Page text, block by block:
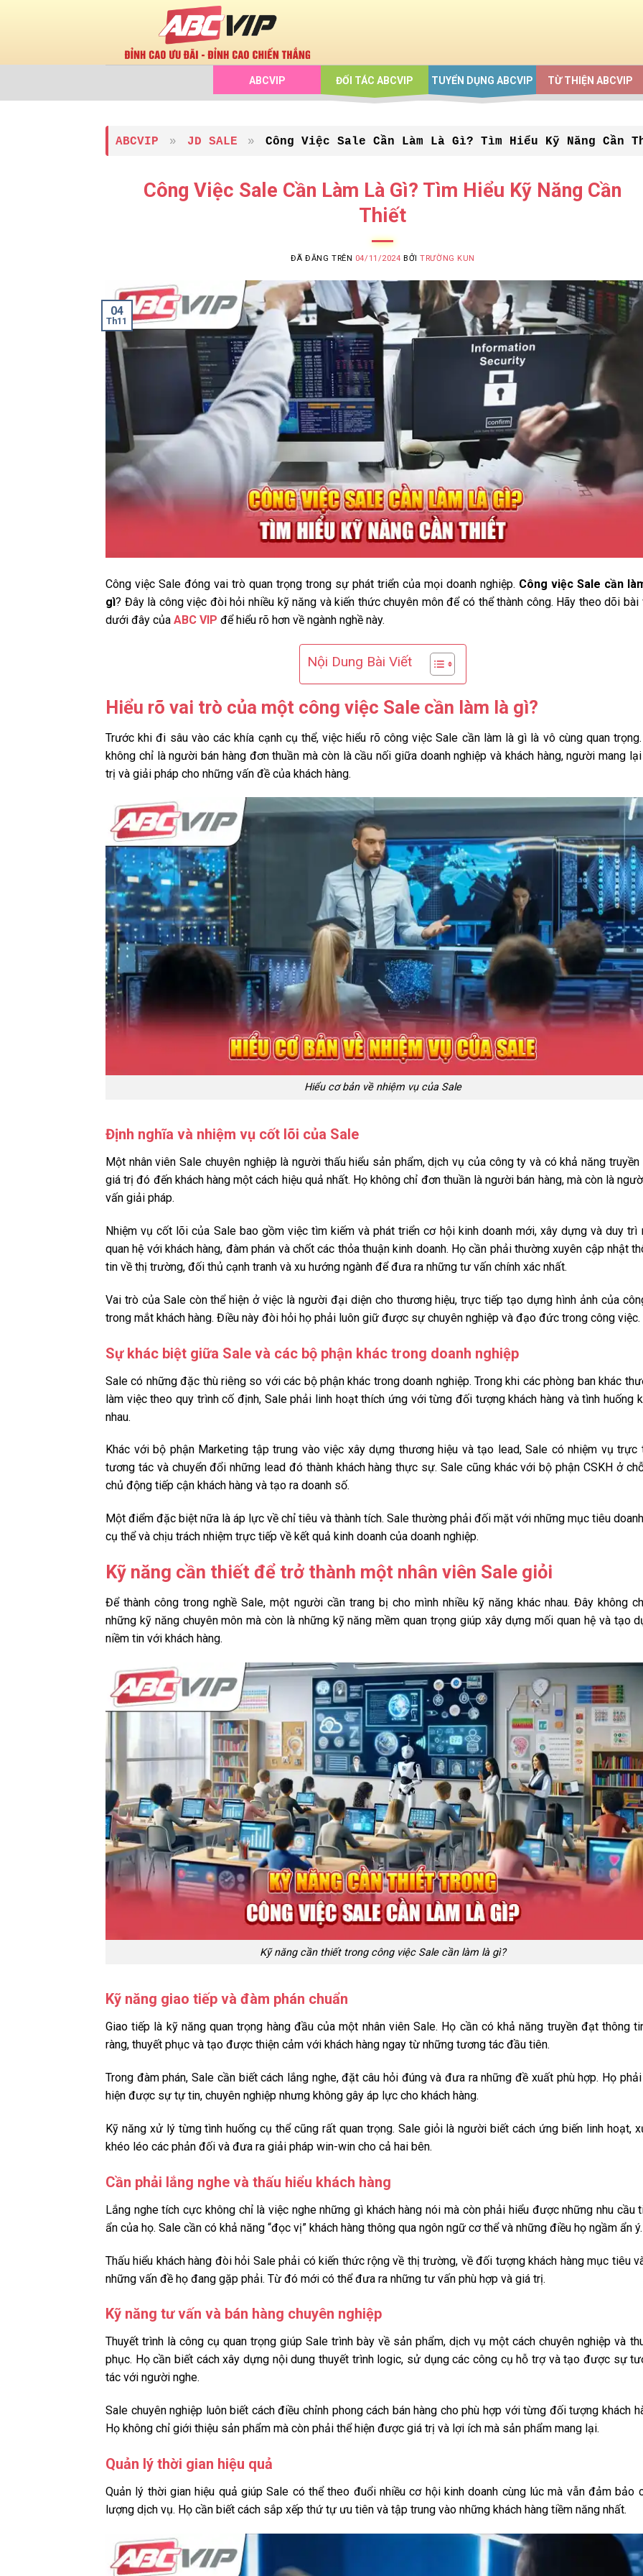
dung
ABCVIP ĐỐI TÁC ABCVIP TUYỂN DỤNG ABCVIP TỪ THIỆN ABCVIP
ABCVIP » JD SALE » Công Việc Sale Cần Làm Là Gì? Tìm Hiểu Kỹ Năng Cần
Công Việc Sale Cần Làm Là Gì? Tìm Hiểu Kỹ Năng Cần
Thiết
ĐÃ ĐĂNG TRÊN 04/11/2024 BỞITRƯỜNG KUN
04
Th11
Công việc Sale đóng vai trò quan trọng trong sự phát triển của mọi doanh nghiệp. Công việc Sale cần
gì? Đây là công việc đòi hỏi nhiều kỹ năng và kiến thức chuyên môn để có thể thành công. Hãy theo dõi bài
dưới đây của ABC VIP để hiểu rõ hơn về ngành nghề này.
Nội Dung Bài Viết
Hiểu rõ vai trò của một công việc Sale cần làm là gì?
Trước khi đi sâu vào các khía cạnh cụ thể, việc hiểu rõ công việc Sale cần làm là gì là vô cùng quan
không chỉ là người bán hàng đơn thuần mà còn là cầu nối giữa doanh nghiệp và khách hàng, người mang
trị và giải pháp cho những vấn đề của khách hàng.
Hiểu cơ bản về nhiệm vụ của Sale
Định nghĩa và nhiệm vụ cốt lõi của Sale
Một nhân viên Sale chuyên nghiệp là người thấu hiểu sản phẩm, dịch vụ của công ty và có khả năng
giá trị đó đến khách hàng một cách hiệu quả nhất. Họ không chỉ đơn thuần là người bán hàng, mà còn là
vấn giải pháp.
Nhiệm vụ cốt lõi của Sale bao gồm việc tìm kiếm và phát triển cơ hội kinh doanh mới, xây dựng và duy trì
quan hệ với khách hàng, đàm phán và chốt các thỏa thuận kinh doanh. Họ cần phải thường xuyên cập nhật
tin về thị trường, đối thủ cạnh tranh và xu hướng ngành để đưa ra những tư vấn chính xác nhất.
Vai trò của Sale còn thể hiện ở việc là người đại diện cho thương hiệu, trực tiếp tạo dựng hình ảnh của
trong mắt khách hàng. Điều này đòi hỏi họ phải luôn giữ được sự chuyên nghiệp và đạo đức trong công việc.
Sự khác biệt giữa Sale và các bộ phận khác trong doanh nghiệp
Sale có những đặc thù riêng so với các bộ phận khác trong doanh nghiệp. Trong khi các phòng ban khác
làm việc theo quy trình cố định, Sale phải linh hoạt thích ứng với từng đối tượng khách hàng và tình huống
nhau.
Khác với bộ phận Marketing tập trung vào việc xây dựng thương hiệu và tạo lead, Sale có nhiệm vụ trực
tương tác và chuyển đổi những lead đó thành khách hàng thực sự. Sale cũng khác với bộ phận CSKH ở
chủ động tiếp cận khách hàng và tạo ra doanh số.
Một điểm đặc biệt nữa là áp lực về chỉ tiêu và thành tích. Sale thường phải đối mặt với những mục tiêu
cụ thể và chịu trách nhiệm trực tiếp về kết quả kinh doanh của doanh nghiệp.
Kỹ năng cần thiết để trở thành một nhân viên Sale giỏi
Để thành công trong nghề Sale, một người cần trang bị cho mình nhiều kỹ năng khác nhau. Đây không
những kỹ năng chuyên môn mà còn là những kỹ năng mềm quan trọng giúp xây dựng mối quan hệ và tạo
niềm tin với khách hàng.
Kỹ năng cần thiết trong công việc Sale cần làm là gì?
Kỹ năng giao tiếp và đàm phán chuẩn
Giao tiếp là kỹ năng quan trọng hàng đầu của một nhân viên Sale. Họ cần có khả năng truyền đạt thông
ràng, thuyết phục và tạo được thiện cảm với khách hàng ngay từ những tương tác đầu tiên.
Trong đàm phán, Sale cần biết cách lắng nghe, đặt câu hỏi đúng và đưa ra những đề xuất phù hợp. Họ
hiện được sự tự tin, chuyên nghiệp nhưng không gây áp lực cho khách hàng.
Kỹ năng xử lý từng tình huống cụ thể cũng rất quan trọng. Sale giỏi là người biết cách ứng biến linh hoạt,
khéo léo các phản đối và đưa ra giải pháp win-win cho cả hai bên.
Cần phải lắng nghe và thấu hiểu khách hàng
Lắng nghe tích cực không chỉ là việc nghe những gì khách hàng nói mà còn phải hiểu được những nhu cầu
ẩn của họ. Sale cần có khả năng “đọc vị” khách hàng thông qua ngôn ngữ cơ thể và những điều họ ngầm ẩn ý.
Thấu hiểu khách hàng đòi hỏi Sale phải có kiến thức rộng về thị trường, về đối tượng khách hàng mục tiêu
những vấn đề họ đang gặp phải. Từ đó mới có thể đưa ra những tư vấn phù hợp và giá trị.
Kỹ năng tư vấn và bán hàng chuyên nghiệp
Thuyết trình là công cụ quan trọng giúp Sale trình bày về sản phẩm, dịch vụ một cách chuyên nghiệp và
phục. Họ cần biết cách xây dựng nội dung thuyết trình logic, sử dụng các công cụ hỗ trợ và tạo được sự
tác với người nghe.
Sale chuyên nghiệp luôn biết cách điều chỉnh phong cách bán hàng cho phù hợp với từng đối tượng khách
Họ không chỉ giới thiệu sản phẩm mà còn phải thể hiện được giá trị và lợi ích mà sản phẩm mang lại.
Quản lý thời gian hiệu quả
Quản lý thời gian hiệu quả giúp Sale có thể theo đuổi nhiều cơ hội kinh doanh cùng lúc mà vẫn đảm bảo
lượng dịch vụ. Họ cần biết cách sắp xếp thứ tự ưu tiên và tập trung vào những khách hàng tiềm năng nhất.